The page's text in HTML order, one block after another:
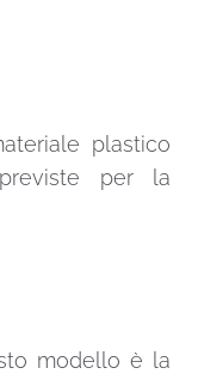
plastico
per la
modello è la